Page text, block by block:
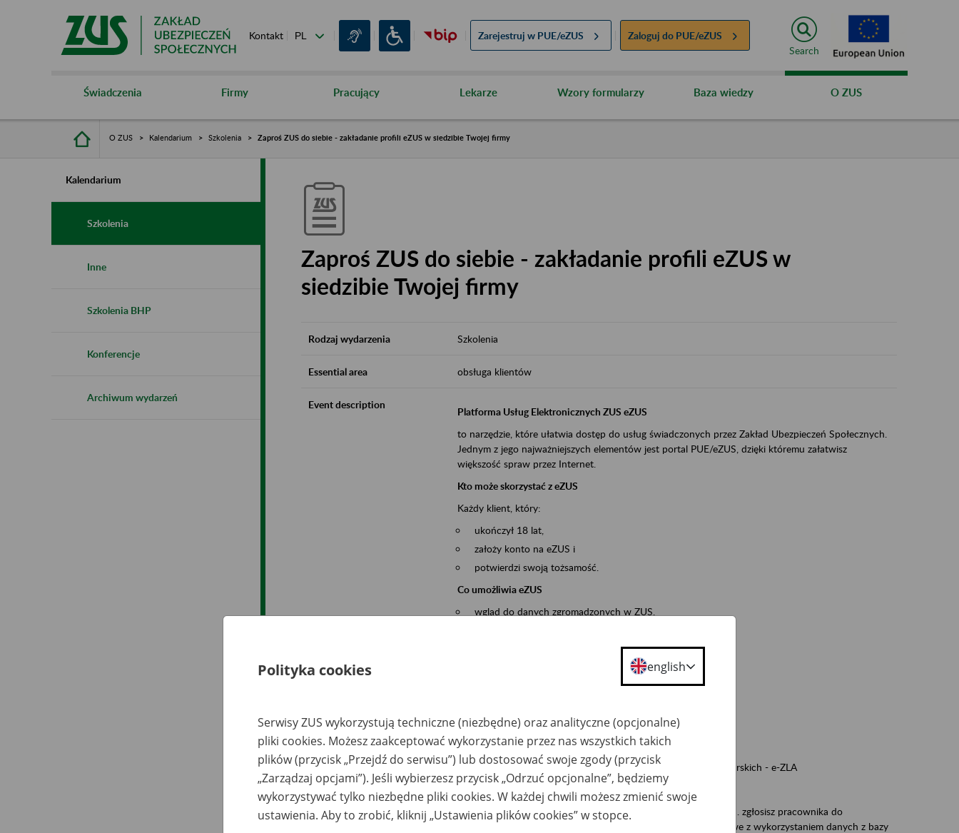
Kontakt Zarejestruj w PUE/eZUS Zaloguj do PUE/eZUS
Search
Świadczenia Firmy Pracujący Lekarze Wzory formularzy Baza wiedzy O ZUS
O ZUS Kalendarium Szkolenia Zaproś ZUS do siebie - zakładanie profili eZUS w siedzibie Twojej firmy
Kalendarium
Szkolenia
Inne
Szkolenia BHP
Konferencje
Archiwum wydarzeń
Zaproś ZUS do siebie - zakładanie profili eZUS w
siedzibie Twojej firmy
Rodzaj wydarzenia Szkolenia
Essential area obsługa klientów
Event description
Platforma Usług Elektronicznych ZUS eZUS
to narzędzie, które ułatwia dostęp do usług świadczonych przez Zakład Ubezpieczeń Społecznych.
Jednym z jego najważniejszych elementów jest portal PUE/eZUS, dzięki któremu załatwisz
większość spraw przez Internet.
Kto może skorzystać z eZUS
Każdy klient, który:
ukończył 18 lat,
założy konto na eZUS i
potwierdzi swoją tożsamość.
Co umożliwia eZUS
wgląd do danych zgromadzonych w ZUS,
składanie wniosków i otrzymywanie na nie odpowiedzi,
zadawanie pytań i otrzymywanie odpowiedzi z ZUS,
umawianie się na wizyty w jednostce ZUS.
możesz sprawdzić swoje dane zapisane na koncie w ZUS,
masz dostęp do informacji o stanie konta ubezpieczonego,
masz dostę do informacji o wystawionych zwolnieniach lekarskich - e-ZLA
Jeśli jesteś płatnikiem składek (np. przedsiębiorcą)
możesz skorzystać z aplikacji ePłatnik, za pomocą której m.in. zgłosisz pracownika do
ubezpieczeń, wypełnisz i przekażesz dokumenty rozliczeniowe z wykorzystaniem danych z bazy
Polityka cookies english
Serwisy ZUS wykorzystują techniczne (niezbędne) oraz analityczne (opcjonalne)
pliki cookies. Możesz zaakceptować wykorzystanie przez nas wszystkich takich
plików (przycisk „Przejdź do serwisu”) lub dostosować swoje zgody (przycisk
„Zarządzaj opcjami”). Jeśli wybierzesz przycisk „Odrzuć opcjonalne”, będziemy
wykorzystywać tylko niezbędne pliki cookies. W każdej chwili możesz zmienić swoje
ustawienia. Aby to zrobić, kliknij „Ustawienia plików cookies” w stopce.